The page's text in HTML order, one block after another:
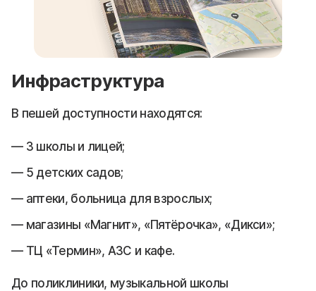
Инфраструктура
В пешей доступности находятся:
3 школы и лицей;
5 детских садов;
аптеки, больница для взрослых;
магазины «Магнит», «Пятёрочка», «Дикси»;
ТЦ «Термин», АЗС и кафе.
До поликлиники, музыкальной школы